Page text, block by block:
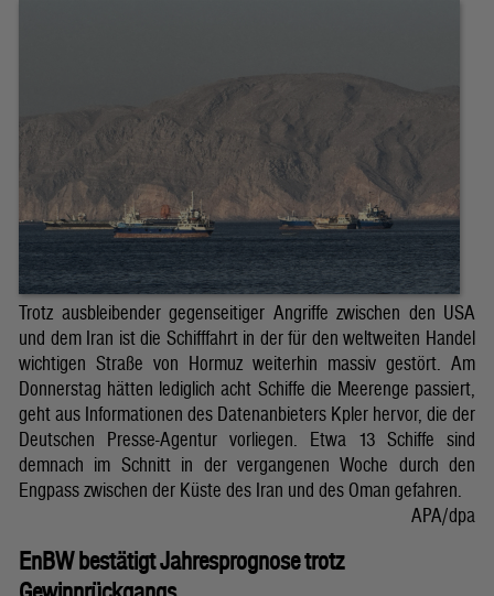
Trotz ausbleibender gegenseitiger Angriffe zwischen den USA
und dem Iran ist die Schifffahrt in der für den weltweiten Handel
wichtigen Straße von Hormuz weiterhin massiv gestört. Am
Donnerstag hätten lediglich acht Schiffe die Meerenge passiert,
geht aus Informationen des Datenanbieters Kpler hervor, die der
Deutschen Presse-Agentur vorliegen. Etwa 13 Schiffe sind
demnach im Schnitt in der vergangenen Woche durch den
Engpass zwischen der Küste des Iran und des Oman gefahren.
APA/dpa
EnBW bestätigt Jahresprognose trotz